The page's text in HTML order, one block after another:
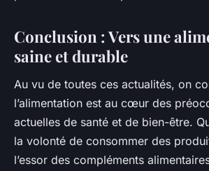
Conclusion : Vers une
saine et durable
Au vu de toutes ces actualités, on
l’alimentation est au cœur des
actuelles de santé et de bien-être.
la volonté de consommer des
l’essor des compléments